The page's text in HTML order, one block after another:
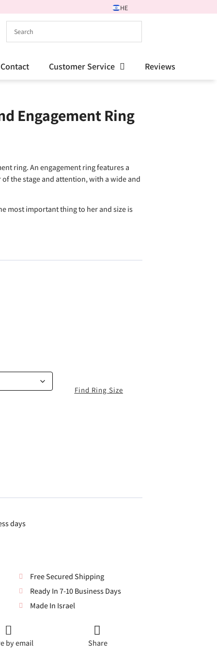
HE
Contact Customer Service Reviews
Engagement Ring
ring. An engagement ring features a
the stage and attention, with a wide and
most important thing to her and size is
Find Ring Size
days
Free Secured Shipping
Ready In 7-10 Business Days
Made In Israel
by email Share